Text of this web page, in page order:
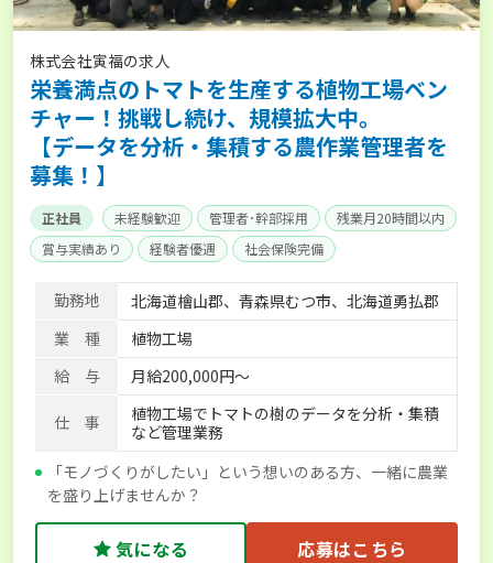
株式会社寅福の求人
栄養満点のトマトを生産する植物工場ベン
チャー！挑戦し続け、規模拡大中。
【データを分析・集積する農作業管理者を
募集！】
正社員 未経験歓迎 管理者･幹部採用
残業月20時間以内
賞与実績あり
経験者優遇 社会保険完備
勤務地
北海道檜山郡、青森県むつ市、北海道勇払郡
業 種
植物工場
給 与
月給200,000円～
仕 事
植物工場でトマトの樹のデータを分析・集積
など管理業務
「モノづくりがしたい」という想いのある方、一緒に農業
を盛り上げませんか？
気になる 応募はこちら